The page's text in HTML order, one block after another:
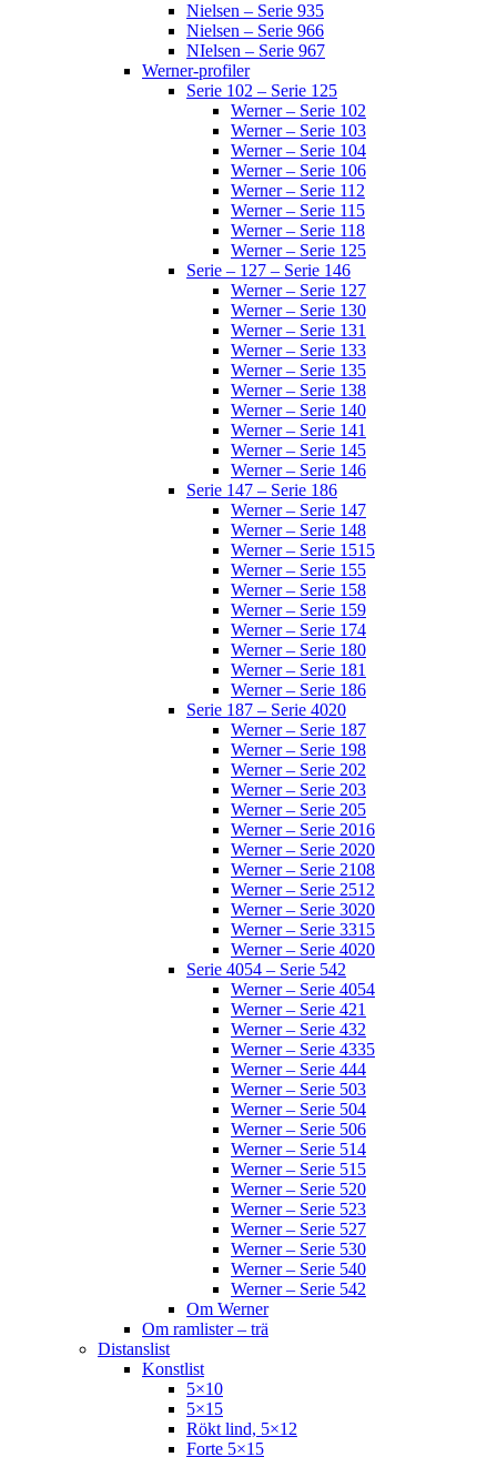
Nielsen – Serie 935
Nielsen – Serie 966
NIelsen – Serie 967
Werner-profiler
Serie 102 – Serie 125
Werner – Serie 102
Werner – Serie 103
Werner – Serie 104
Werner – Serie 106
Werner – Serie 112
Werner – Serie 115
Werner – Serie 118
Werner – Serie 125
Serie – 127 – Serie 146
Werner – Serie 127
Werner – Serie 130
Werner – Serie 131
Werner – Serie 133
Werner – Serie 135
Werner – Serie 138
Werner – Serie 140
Werner – Serie 141
Werner – Serie 145
Werner – Serie 146
Serie 147 – Serie 186
Werner – Serie 147
Werner – Serie 148
Werner – Serie 1515
Werner – Serie 155
Werner – Serie 158
Werner – Serie 159
Werner – Serie 174
Werner – Serie 180
Werner – Serie 181
Werner – Serie 186
Serie 187 – Serie 4020
Werner – Serie 187
Werner – Serie 198
Werner – Serie 202
Werner – Serie 203
Werner – Serie 205
Werner – Serie 2016
Werner – Serie 2020
Werner – Serie 2108
Werner – Serie 2512
Werner – Serie 3020
Werner – Serie 3315
Werner – Serie 4020
Serie 4054 – Serie 542
Werner – Serie 4054
Werner – Serie 421
Werner – Serie 432
Werner – Serie 4335
Werner – Serie 444
Werner – Serie 503
Werner – Serie 504
Werner – Serie 506
Werner – Serie 514
Werner – Serie 515
Werner – Serie 520
Werner – Serie 523
Werner – Serie 527
Werner – Serie 530
Werner – Serie 540
Werner – Serie 542
Om Werner
Om ramlister – trä
Distanslist
Konstlist
5×10
5×15
Rökt lind, 5×12
Forte 5×15